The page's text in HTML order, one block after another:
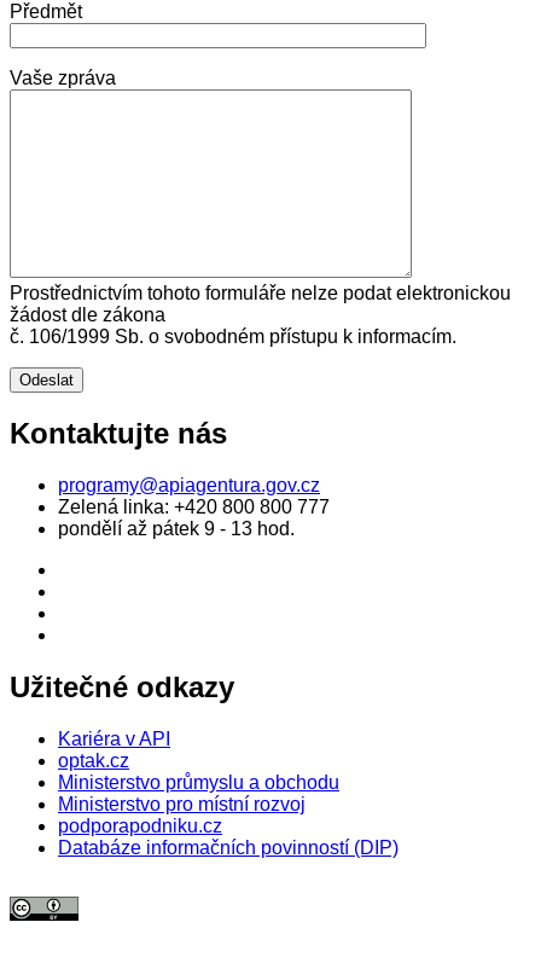
Předmět
Vaše zpráva
Prostřednictvím tohoto formuláře nelze podat elektronickou
žádost dle zákona
č. 106/1999 Sb. o svobodném přístupu k informacím.
Kontaktujte nás
programy@apiagentura.gov.cz
Zelená linka: +420 800 800 777
pondělí až pátek 9 - 13 hod.
Užitečné odkazy
Kariéra v API
optak.cz
Ministerstvo průmyslu a obchodu
Ministerstvo pro místní rozvoj
podporapodniku.cz
Databáze informačních povinností (DIP)